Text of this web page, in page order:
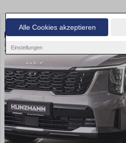
Alle Cookies akzeptieren
Einstellungen